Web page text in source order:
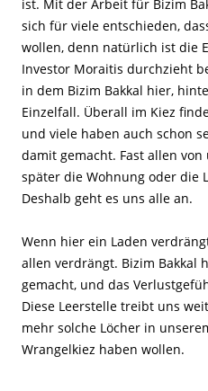
ist. Mit der Arbeit für Bizim
sich für viele entschieden,
wollen, denn natürlich ist die
Investor Moraitis durchzieht
in dem Bizim Bakkal hier,
Einzelfall. Überall im Kiez
und viele haben auch schon
damit gemacht. Fast allen
später die Wohnung oder die
Deshalb geht es uns alle an.
Wenn hier ein Laden
allen verdrängt. Bizim Bakkal
gemacht, und das
Diese Leerstelle treibt uns
mehr solche Löcher in
Wrangelkiez haben wollen.